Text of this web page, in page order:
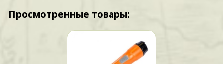
Просмотренные товары: